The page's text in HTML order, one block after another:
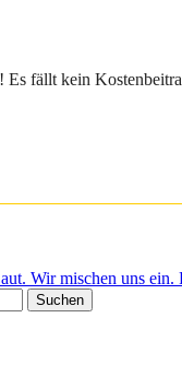
fällt kein
Wir mischen uns